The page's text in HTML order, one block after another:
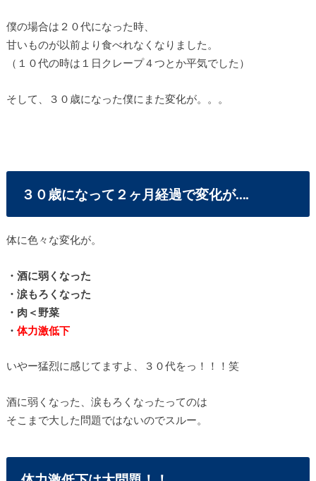
僕の場合は２０代になった時、
甘いものが以前より食べれなくなりました。
（１０代の時は１日クレープ４つとか平気でした）
そして、３０歳になった僕にまた変化が。。。
３０歳になって２ヶ月経過で変化が….
体に色々な変化が。
・酒に弱くなった
・涙もろくなった
・肉＜野菜
・ 体力激低下
いやー猛烈に感じてますよ、３０代をっ！！！笑
酒に弱くなった、涙もろくなったってのは
そこまで大した問題ではないのでスルー。